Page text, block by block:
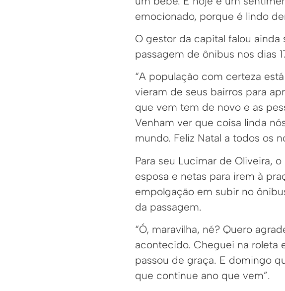
emocionado, porque é lindo
O gestor da capital falou
passagem de ônibus nos dias
“A população com certeza
vieram de seus bairros para
que vem tem de novo e as
Venham ver que coisa linda
mundo. Feliz Natal a todos os
Para seu Lucimar de Oliveira,
esposa e netas para irem à
empolgação em subir no
da passagem.
“Ó, maravilha, né? Quero
acontecido. Cheguei na roleta
passou de graça. E domingo
que continue ano que vem”.